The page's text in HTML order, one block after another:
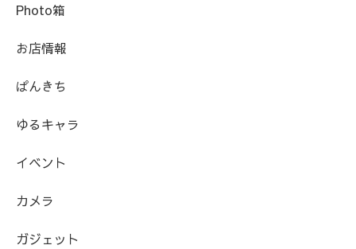
Photo箱
お店情報
ぱんきち
ゆるキャラ
イベント
カメラ
ガジェット